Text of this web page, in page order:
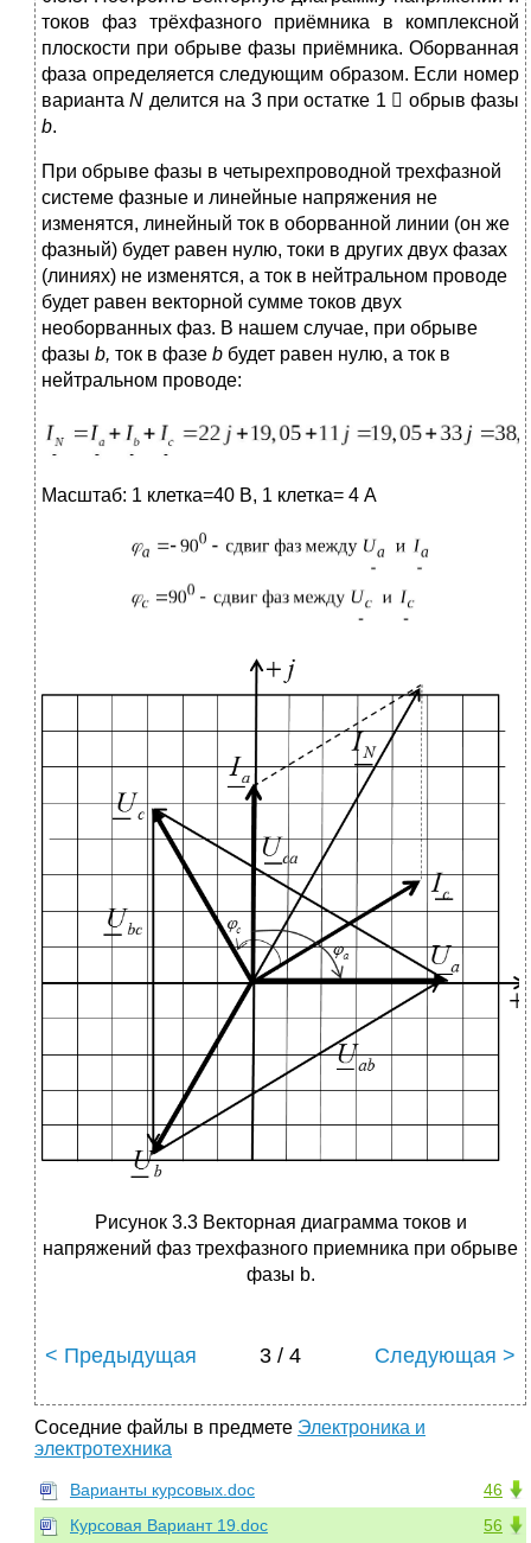
токов фаз трёхфазного приёмника в комплексной
плоскости при обрыве фазы приёмника. Оборванная
фаза определяется следующим образом. Если номер
вариантаN делится на 3 при остатке 1  обрыв фазы
b.
При обрыве фазы в четырехпроводной трехфазной
системе фазные и линейные напряжения не
изменятся, линейный ток в оборванной линии (он же
фазный) будет равен нулю, токи в других двух фазах
(линиях) не изменятся, а ток в нейтральном проводе
будет равен векторной сумме токов двух
необорванных фаз. В нашем случае, при обрыве
фазы b, ток в фазе b будет равен нулю, а ток в
нейтральном проводе:
Масштаб: 1 клетка=40 В, 1 клетка= 4 А
Рисунок 3.3 Векторная диаграмма токов и
напряжений фаз трехфазного приемника при обрыве
фазы b.
< Предыдущая 3 / 4 Следующая >
Соседние файлы в предмете Электроника и
электротехника
46
Варианты курсовых.doc
56
Курсовая Вариант 19.doc